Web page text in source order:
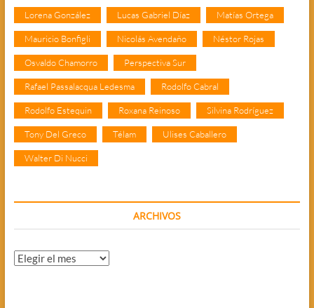
Lorena González Lucas Gabriel Díaz Matías Ortega
Mauricio Bonfigli Nicolás Avendaño Néstor Rojas
Osvaldo Chamorro Perspectiva Sur
Rafael Passalacqua Ledesma Rodolfo Cabral
Rodolfo Estequin Roxana Reinoso Silvina Rodríguez
Tony Del Greco Télam Ulises Caballero
Walter Di Nucci
ARCHIVOS
Archivos